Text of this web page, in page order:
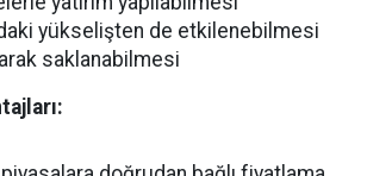
yükselişten de etkilenebilmesi
saklanabilmesi